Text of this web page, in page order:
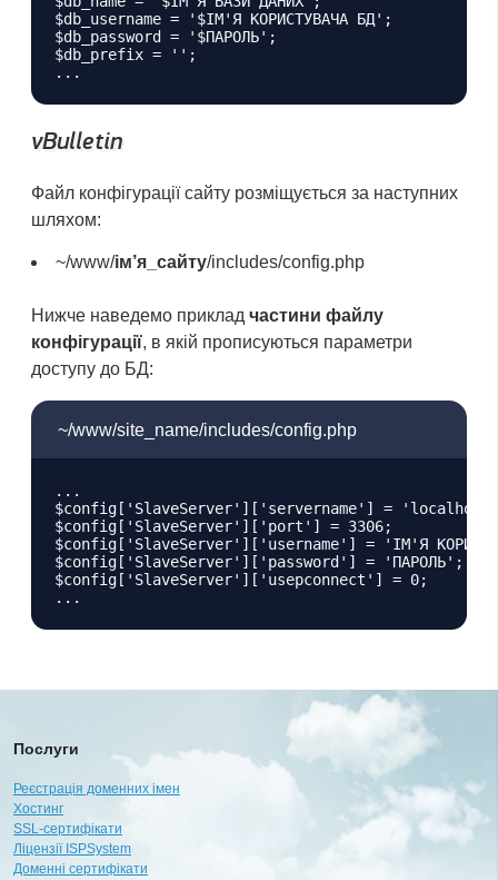
$db_username = '$ІМ'Я КОРИСТУВАЧА БД';
$db_password = '$ПАРОЛЬ';
$db_prefix = '';
vBulletin
Файл конфігурації сайту розміщується за наступних
шляхом:
~/www/ім’я_сайту/includes/config.php
Нижче наведемо приклад частини файлу
конфігурації, в якій прописуються параметри
доступу до БД:
~/www/site_name/includes/config.php
...
$config['SlaveServer']['servername'] =
$config['SlaveServer']['port'] = 3306;
$config['SlaveServer']['username'] = 'ІМ'Я
$config['SlaveServer']['password'] = 'ПАРОЛЬ';
$config['SlaveServer']['usepconnect'] = 0;
Послуги
Реєстрація доменних імен
Хостинг
SSL-сертифікати
Ліцензії ISPSystem
Доменні сертифікати